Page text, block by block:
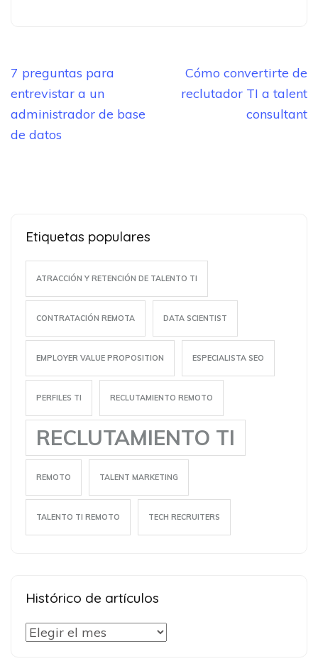
Navegación
de
entradas
7 preguntas para
entrevistar a un
administrador de base
de datos
Cómo convertirte de
reclutador TI a talent
consultant
Etiquetas populares
ATRACCIÓN Y RETENCIÓN DE TALENTO TI
CONTRATACIÓN REMOTA DATA SCIENTIST
EMPLOYER VALUE PROPOSITION ESPECIALISTA SEO
PERFILES TI RECLUTAMIENTO REMOTO
RECLUTAMIENTO TI
REMOTO TALENT MARKETING
TALENTO TI REMOTO TECH RECRUITERS
Histórico de artículos
Histórico